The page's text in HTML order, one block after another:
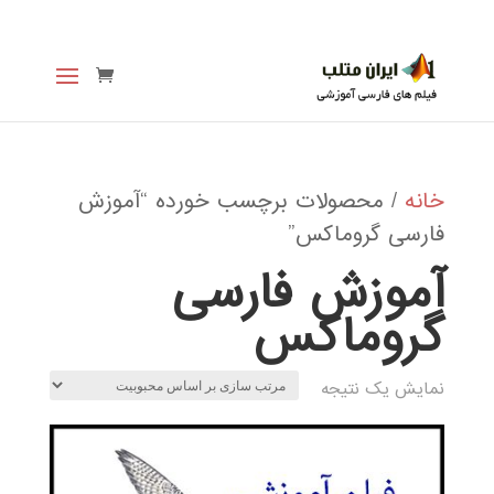
خانه / محصولات برچسب خورده “آموزش
فارسی گروماکس”
آموزش فارسی
گروماکس
نمایش یک نتیجه